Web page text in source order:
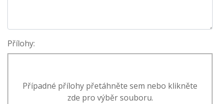
Přílohy:
Případné přílohy přetáhněte sem nebo klikněte
zde pro výběr souboru.